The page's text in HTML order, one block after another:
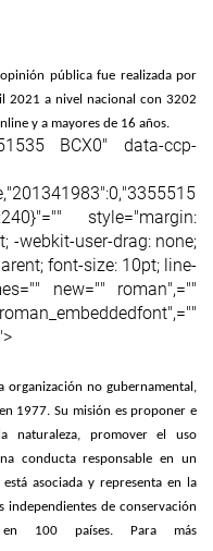
pública fue realizada por
2021 a nivel nacional con 3202
y a mayores de 16 años.
BCX0" data-ccp-
style="margin:
-webkit-user-drag: none;
font-size: 10pt; line-
new="" roman",=""
organización no gubernamental,
1977. Su misión es proponer e
naturaleza, promover el uso
conducta responsable en un
asociada y representa en la
independientes de conservación
100 países. Para más